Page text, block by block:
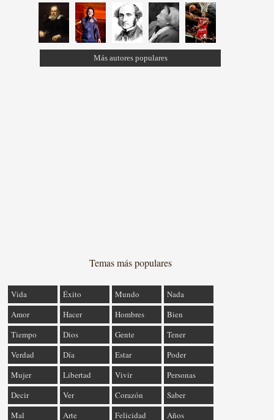
Más autores populares
Temas más populares
Vida Éxito Mundo
Nada
Amor
Hacer Hombres
Bien
Tiempo
Dios Gente
Tener
Verdad
Día Estar
Poder
Mujer
Libertad Vivir
Personas
Decir
Ver Corazón
Saber
Mal
Arte Felicidad Años